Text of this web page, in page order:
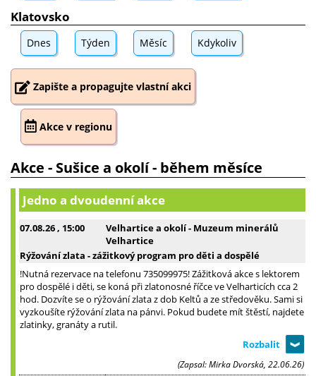
Klatovsko
Dnes Týden Měsíc Kdykoliv
Zapište a propagujte vlastní akci
Akce v regionu
Akce - Sušice a okolí - během měsíce
Jedno a dvoudenní akce
07.08.26 , 15:00
Velhartice a okolí - Muzeum minerálů
Velhartice
Rýžování zlata - zážitkový program pro děti a dospělé
!Nutná rezervace na telefonu 735099975! Zážitková akce s lektorem
pro dospělé i děti, se koná při zlatonosné říčce ve Velharticích cca 2
hod. Dozvíte se o rýžování zlata z dob Keltů a ze středověku. Sami si
vyzkoušíte rýžování zlata na pánvi. Pokud budete mít štěstí, najdete
zlatinky, granáty a rutil.
(Zapsal: Mirka Dvorská, 22.06.26)